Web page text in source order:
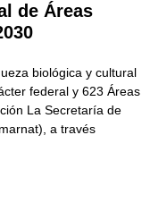
de Áreas
biológica y cultural
federal y 623 Áreas
La Secretaría de
a través